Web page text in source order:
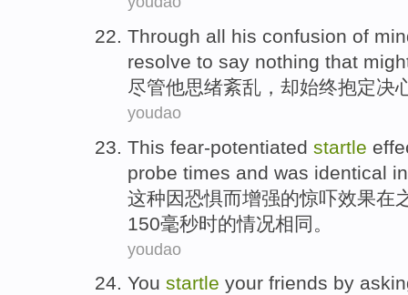
Through all his confusion of
resolve to say nothing that
尽管他思绪紊乱 ，却始终抱定决
youdao
This fear-potentiated startle
probe times and was identical in
这种因恐惧而增强的惊吓效果在
150毫秒时的情况相同 。
youdao
You startle your friends by